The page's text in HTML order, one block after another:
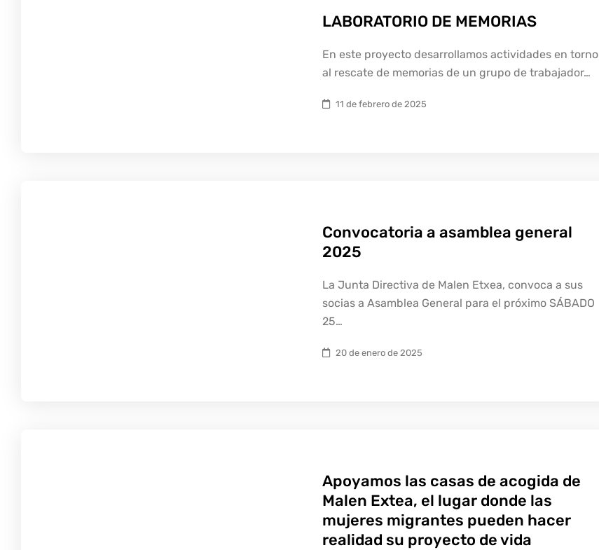
LABORATORIO DE MEMORIAS
En este proyecto desarrollamos actividades en torno
al rescate de memorias de un grupo de trabajador…
11 de febrero de 2025
Convocatoria a asamblea general
2025
La Junta Directiva de Malen Etxea, convoca a sus
socias a Asamblea General para el próximo SÁBADO
25…
20 de enero de 2025
Apoyamos las casas de acogida de
Malen Extea, el lugar donde las
mujeres migrantes pueden hacer
realidad su proyecto de vida